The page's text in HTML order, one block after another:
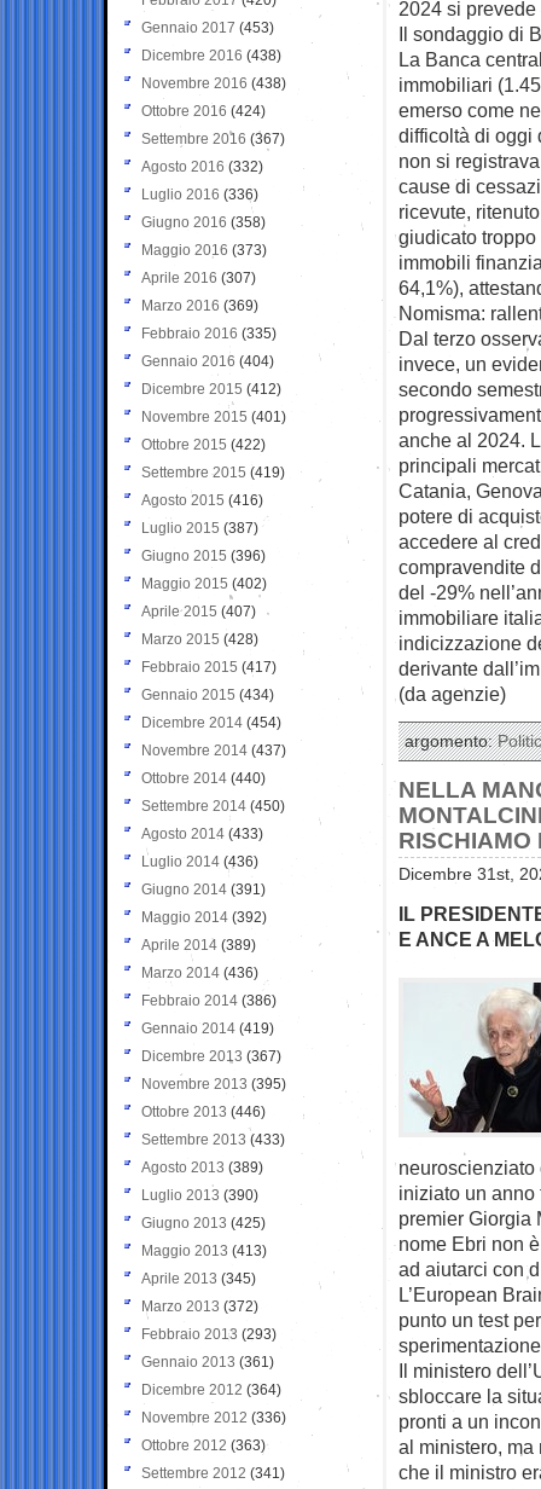
2024 si
Il sondaggio di
La Banca
immobiliari
emerso come
difficoltà di oggi
non si
cause di
ricevute,
giudicato
immobili
64,1%),
Nomisma:
Dal terzo
invece, un
secondo
anche al 2024.
principali
Catania,
potere di
accedere al
compravendite
del -29%
immobiliare
indicizzazione
derivante
(da agenzie)
argomento:
NELLA
RISCHIAMO
Dicembre 31st,
IL
E ANCE A
iniziato un anno
premier Giorgia
nome Ebri non
ad aiutarci con
L’European
punto un test
Il ministero
sbloccare la
pronti a un
al ministero, ma
che il ministro
Gennaio 2017 (453)
Dicembre 2016 (438)
Novembre 2016 (438)
Ottobre 2016 (424)
Settembre 2016 (367)
Agosto 2016 (332)
Luglio 2016 (336)
Giugno 2016 (358)
Maggio 2016 (373)
Aprile 2016 (307)
Marzo 2016 (369)
Febbraio 2016 (335)
Gennaio 2016 (404)
Dicembre 2015 (412)
Novembre 2015 (401)
Ottobre 2015 (422)
Settembre 2015 (419)
Agosto 2015 (416)
Luglio 2015 (387)
Giugno 2015 (396)
Maggio 2015 (402)
Aprile 2015 (407)
Marzo 2015 (428)
Febbraio 2015 (417)
Gennaio 2015 (434)
Dicembre 2014 (454)
Novembre 2014 (437)
Ottobre 2014 (440)
Settembre 2014 (450)
Agosto 2014 (433)
Luglio 2014 (436)
Giugno 2014 (391)
Maggio 2014 (392)
Aprile 2014 (389)
Marzo 2014 (436)
Febbraio 2014 (386)
Gennaio 2014 (419)
Dicembre 2013 (367)
Novembre 2013 (395)
Ottobre 2013 (446)
Settembre 2013 (433)
Agosto 2013 (389)
Luglio 2013 (390)
Giugno 2013 (425)
Maggio 2013 (413)
Aprile 2013 (345)
Marzo 2013 (372)
Febbraio 2013 (293)
Gennaio 2013 (361)
Dicembre 2012 (364)
Novembre 2012 (336)
Ottobre 2012 (363)
Settembre 2012 (341)